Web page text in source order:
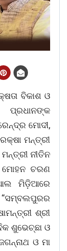
ବିକାଶ ଓ
ପ୍ରଧାନଙ୍କ
ମୋଦୀ,
ମନ୍ତ୍ରୀ
ନୀତିନ
ମୋହନ ଚରଣ
ମିଡ଼ିଆରେ
ଶ୍ରୀ
ଶୁଭେଚ୍ଛା ଓ
ଓ ମା